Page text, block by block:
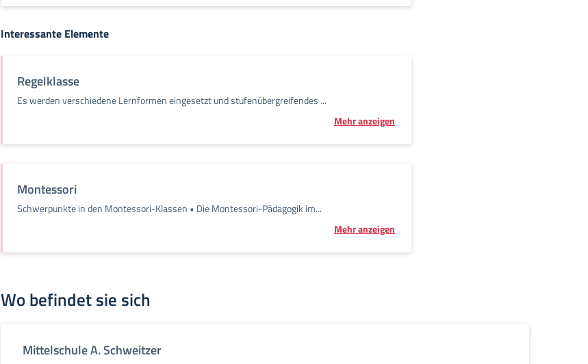
Interessante Elemente
Regelklasse
Es werden verschiedene Lernformen eingesetzt und stufenübergreifendes ...
Mehr anzeigen
Montessori
Schwerpunkte in den Montessori-Klassen • Die Montessori-Pädagogik im...
Mehr anzeigen
Wo befindet sie sich
Mittelschule A. Schweitzer